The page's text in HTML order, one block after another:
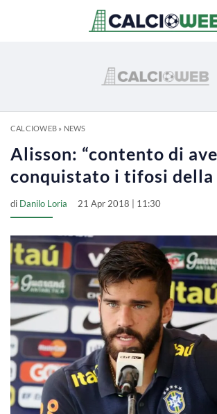
CALCIOWEB» NEWS
Alisson: “contento di
conquistato i tifosi della
di Danilo Loria 21 Apr 2018 | 11:30